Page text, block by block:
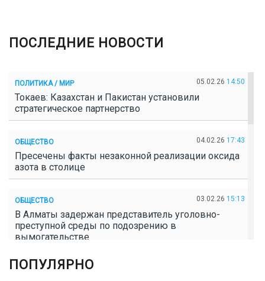
ПОСЛЕДНИЕ НОВОСТИ
ПОЛИТИКА / МИР 05.02.26 14:50
Токаев: Казахстан и Пакистан установили
стратегическое партнерство
ОБЩЕСТВО 04.02.26 17:43
Пресечены факты незаконной реализации оксида
азота в столице
ОБЩЕСТВО 03.02.26 15:13
В Алматы задержан представитель уголовно-
преступной среды по подозрению в
вымогательстве
ОБЩЕСТВО
ПОПУЛЯРНО